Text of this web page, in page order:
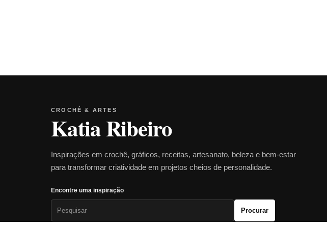
CROCHÊ & ARTES
Katia Ribeiro
Inspirações em crochê, gráficos, receitas, artesanato, beleza e bem-estar
para transformar criatividade em projetos cheios de personalidade.
Encontre uma inspiração
Procurar